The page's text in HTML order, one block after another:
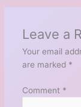
Leave a
Your email
are marked *
Comment *